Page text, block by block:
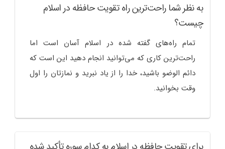
به نظر شما راحت‌ترین راه تقویت حافظه در اسلام
چیست؟
تمام راه‌های گفته شده در اسلام آسان است اما
راحت‌ترین کاری که می‌توانید انجام دهید این است که
دائم الوضو باشید، خدا را از یاد نبرید و نمازتان را اول
وقت بخوانید.